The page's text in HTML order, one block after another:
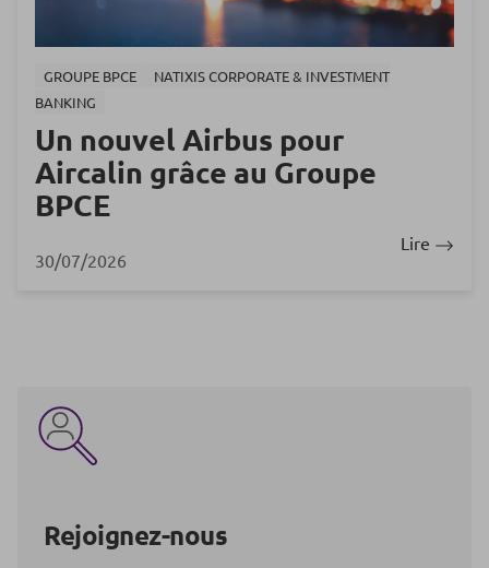
GROUPE BPCE
NATIXIS CORPORATE & INVESTMENT
BANKING
Un nouvel Airbus pour
Aircalin grâce au Groupe
BPCE
30/07/2026
Lire
Rejoignez-nous